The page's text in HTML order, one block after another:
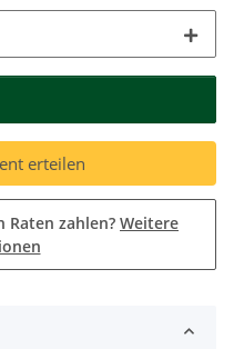
erteilen
Raten zahlen? Weitere